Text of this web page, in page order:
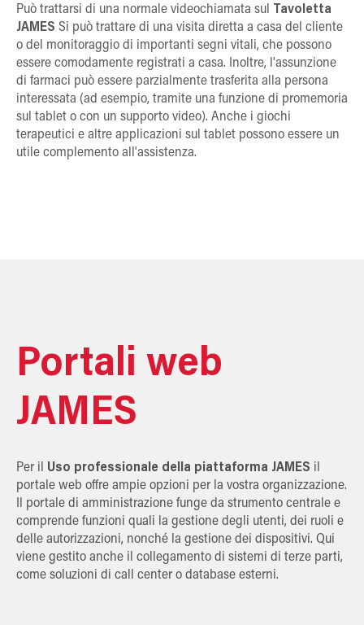
Può trattarsi di una normale videochiamata sul Tavoletta
JAMES Si può trattare di una visita diretta a casa del cliente
o del monitoraggio di importanti segni vitali, che possono
essere comodamente registrati a casa. Inoltre, l'assunzione
di farmaci può essere parzialmente trasferita alla persona
interessata (ad esempio, tramite una funzione di promemoria
sul tablet o con un supporto video). Anche i giochi
terapeutici e altre applicazioni sul tablet possono essere un
utile complemento all'assistenza.
Portali web
JAMES
Per il Uso professionale della piattaforma JAMES il
portale web offre ampie opzioni per la vostra organizzazione.
Il portale di amministrazione funge da strumento centrale e
comprende funzioni quali la gestione degli utenti, dei ruoli e
delle autorizzazioni, nonché la gestione dei dispositivi. Qui
viene gestito anche il collegamento di sistemi di terze parti,
come soluzioni di call center o database esterni.